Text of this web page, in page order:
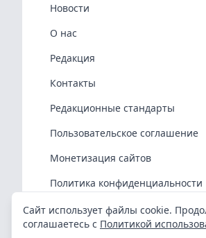
Новости
О нас
Редакция
Контакты
Редакционные стандарты
Пользовательское соглашение
Монетизация сайтов
Политика конфиденциальности
Политика cookies
Сайт использует файлы cookie.
соглашаетесь с Политикой